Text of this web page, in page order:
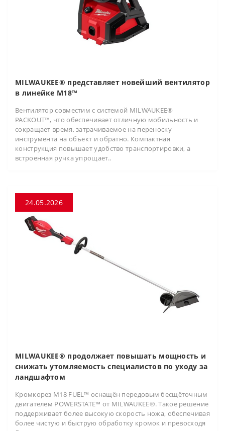
MILWAUKEE® представляет новейший вентилятор
в линейке M18™
Вентилятор совместим с системой MILWAUKEE®
PACKOUT™, что обеспечивает отличную мобильность и
сокращает время, затрачиваемое на переноску
инструмента на объект и обратно. Компактная
конструкция повышает удобство транспортировки, а
встроенная ручка упрощает..
24.05.2026
MILWAUKEE® продолжает повышать мощность и
снижать утомляемость специалистов по уходу за
ландшафтом
Кромкорез M18 FUEL™ оснащён передовым бесщёточным
двигателем POWERSTATE™ от MILWAUKEE®. Такое решение
поддерживает более высокую скорость ножа, обеспечивая
более чистую и быструю обработку кромок и превосходя